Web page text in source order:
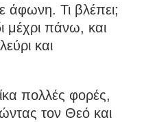
άφωνη. Τι βλέπει;
μέχρι πάνω, και
και
πολλές φορές,
τον Θεό και